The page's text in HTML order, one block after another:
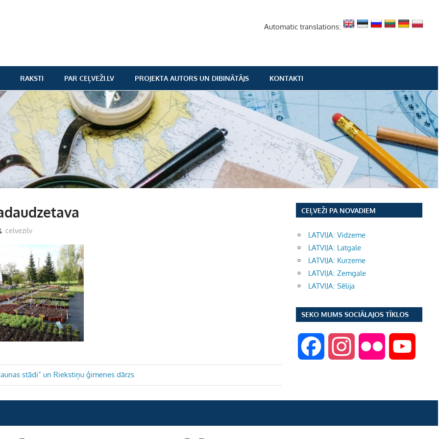
Automatic translations:
RAKSTI PAR CEĻVEŽI.LV PROJEKTA AUTORS UN DIBINĀTĀJS KONTAKTI
celvezilv
stādi” un Riekstiņu ģimenes dārzs
CEĻVEŽI PA NOVADIEM
LATVIJA: Vidzeme
LATVIJA: Latgale
LATVIJA: Kurzeme
LATVIJA: Zemgale
LATVIJA: Sēlija
SEKO MUMS SOCIĀLAJOS TĪKLOS
c
e
s
t
i
c
u
T